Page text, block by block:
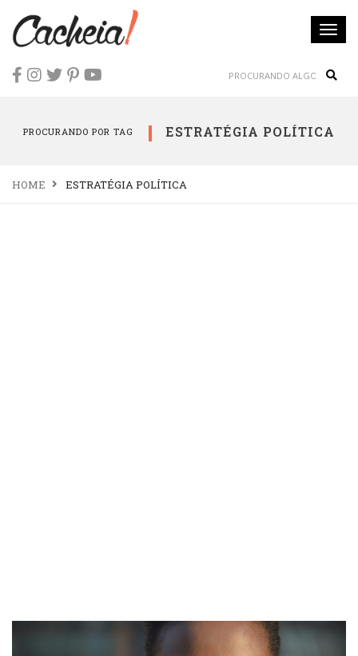
PROCURANDO POR TAG ESTRATÉGIA POLÍTICA
HOME ESTRATÉGIA POLÍTICA